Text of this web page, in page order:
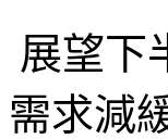
展望下
需求減